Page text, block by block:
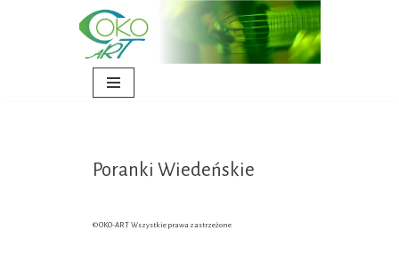
OKO-ART
Agencja Artystyczna
Poranki Wiedeńskie
© OKO-ART Wszystkie prawa zastrzeżone